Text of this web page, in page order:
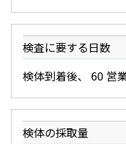
検査に要する日数
検体到着後、 60 営
検体の採取量